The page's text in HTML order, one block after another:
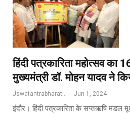
हिंदी पत्रकारिता महोत्सव का
मुख्यमंत्री डॉ. मोहन यादव ने
Jswatantrabharat@gmail.com Jun 1, 2024
इंदौर। हिंदी पत्रकारिता के सप्तऋषि मंडल